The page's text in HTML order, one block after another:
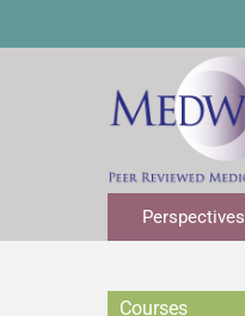
Perspectives
Courses